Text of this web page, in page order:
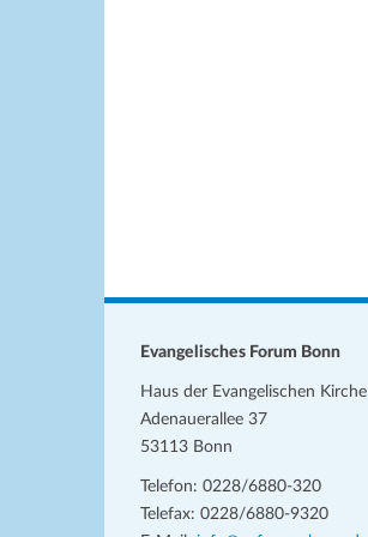
Evangelisches Forum Bonn
Haus der Evangelischen Kirche
Adenauerallee 37
53113 Bonn
Telefon: 0228/6880-320
Telefax: 0228/6880-9320